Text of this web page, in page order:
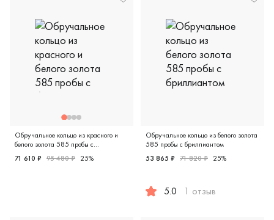
Обручальное кольцо из красного и
белого золота 585 пробы с
Дизайнерская, красное и белое золото 585 пробы,
71 610 ₽ 95 480 ₽ 25%
Обручальное кольцо из белого золота
585 пробы с бриллиантом
53 865 ₽ 71 820 ₽ 25%
5.0 1 отзыв